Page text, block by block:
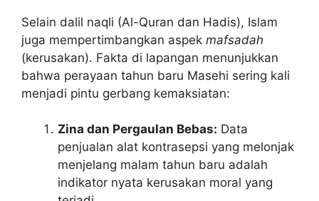
Selain dalil naqli (Al-Quran dan Hadis), Islam
juga mempertimbangkan aspek mafsadah
(kerusakan). Fakta di lapangan menunjukkan
bahwa perayaan tahun baru Masehi sering kali
menjadi pintu gerbang kemaksiatan:
Zina dan Pergaulan Bebas: Data
penjualan alat kontrasepsi yang melonjak
menjelang malam tahun baru adalah
indikator nyata kerusakan moral yang